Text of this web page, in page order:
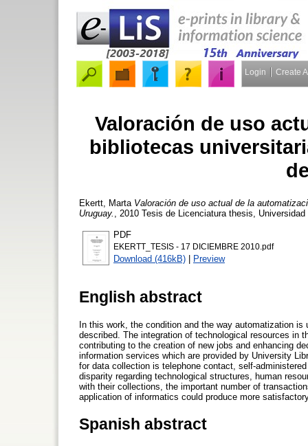
Login Create
Valoración de uso
bibliotecas
Ekertt, Marta Valoración de uso actual de la
Uruguay.
, 2010 Tesis de Licenciatura thesis,
PDF
EKERTT_TESIS - 17 DICIEMBRE 2010.pdf
Download (416kB) | Preview
English abstract
In this work, the condition and the way automatization
described. The integration of technological resources in
contributing to the creation of new jobs and enhancing
information services which are provided by University
for data collection is telephone contact, self-
disparity regarding technological structures, human
with their collections, the important number of
application of informatics could produce more
Spanish abstract